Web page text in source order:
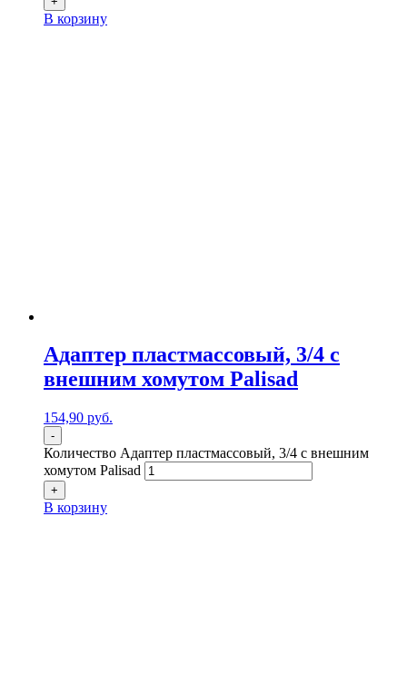
В корзину
Адаптер пластмассовый, 3/4 с
внешним хомутом Palisad
154,90 руб.
-
Количество Адаптер пластмассовый, 3/4 с внешним
хомутом Palisad
+
В корзину